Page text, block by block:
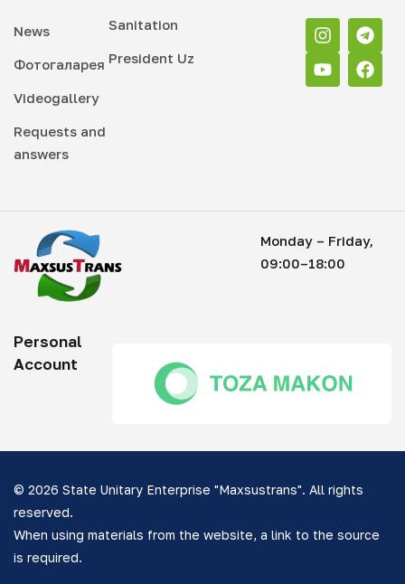
News
Фотогаларея
Videogallery
Requests and
answers
Sanitation
President Uz
Monday – Friday,
09:00–18:00
Personal
Account
© 2026 State Unitary Enterprise "Maxsustrans". All rights
reserved.
When using materials from the website, a link to the source
is required.